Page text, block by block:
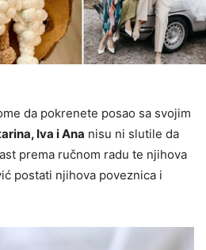
da pokrenete posao sa svojim
Iva i Ana nisu ni slutile da
prema ručnom radu te njihova
postati njihova poveznica i